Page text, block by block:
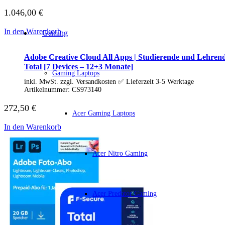
Gaming
Gaming Laptops
Acer Gaming Laptops
Acer Nitro Gaming
Acer Predator Gaming
Dell PC
Alle Dell PCs anzeigen
DELL Professional PCs
DELL Workstations
Fujitsu PC
Hm24 PC
HP Consumer PCs
HP All-in-Ones
OMEN PC
HP Professional PCs
HP Workstations
HP PC Zubehör
Hyrican PC
Lenovo PC
Alle Lenovo PCs anzeigen
1.046,00 €
In den Warenkorb
Adobe Creative Cloud All Apps | Studierende und
Total [7 Devices – 12+3 Monate]
inkl. MwSt. zzgl. Versandkosten ✅ Lieferzeit 3-5 Werktage
Artikelnummer: CS973140
272,50 €
In den Warenkorb